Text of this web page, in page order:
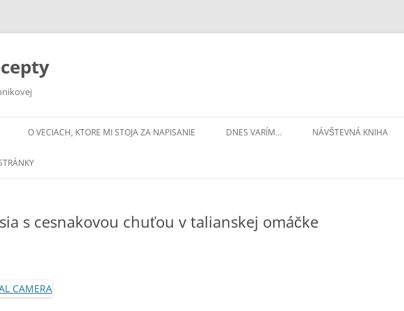
O VECIACH, KTORE MI STOJA ZA NAPISANIE DNES VARÍM… NÁVŠTEVNÁ KNIHA
s cesnakovou chuťou v talianskej omáčke